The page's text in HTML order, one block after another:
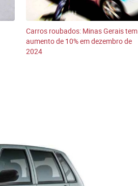
Carros roubados: Minas Gerais tem
aumento de 10% em dezembro de
2024